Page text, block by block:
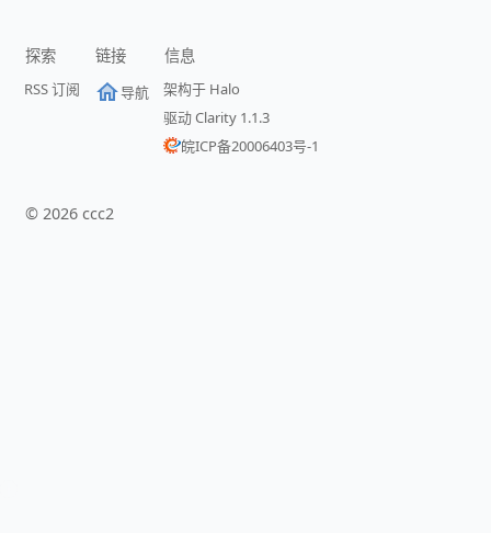
探索
RSS 订阅
链接
导航
信息
架构于 Halo
驱动 Clarity 1.1.3
皖ICP备20006403号-1
©2026 ccc2